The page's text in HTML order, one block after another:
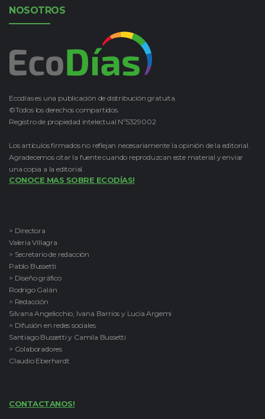
NOSOTROS
Ecodías es una publicación de distribución gratuita.
©Todos los derechos compartidos.
Registro de propiedad intelectual Nº5329002
Los artículos firmados no reflejan necesariamente la opinión de la editorial.
Agradecemos citar la fuente cuando reproduzcan este material y enviar
una copia a la editorial.
CONOCE MAS SOBRE ECODÍAS!
> Directora
Valeria Villagra
> Secretario de redacción
Pablo Bussetti
> Diseño gráfico
Rodrigo Galán
> Redacción
Silvana Angelicchio, Ivana Barrios y Lucía Argemi
> Difusión en redes sociales
Santiago Bussetti y Camila Bussetti
> Colaboradores
Claudio Eberhardt
CONTACTANOS!